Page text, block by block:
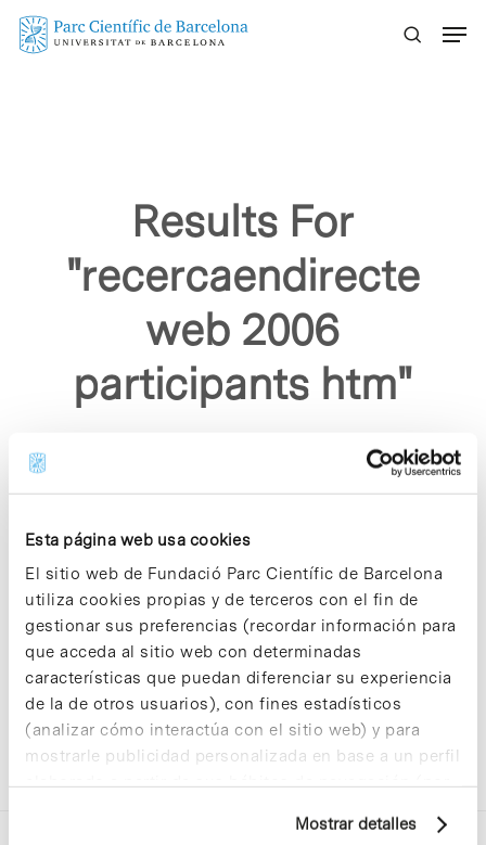
Esta página web usa cookies
El sitio web de Fundació Parc Científic de Barcelona
utiliza cookies propias y de terceros con el fin de
gestionar sus preferencias (recordar información para
que acceda al sitio web con determinadas
características que puedan diferenciar su experiencia
de la de otros usuarios), con fines estadísticos
(analizar cómo interactúa con el sitio web) y para
mostrarle publicidad personalizada en base a un perfil
elaborado a partir de sus hábitos de navegación (por
información sobre las cookies puede consultar
Mostrar detalles
Skip
Results For
"recercaendirecte
web 2006
participants htm"
Please try again with different keywords.